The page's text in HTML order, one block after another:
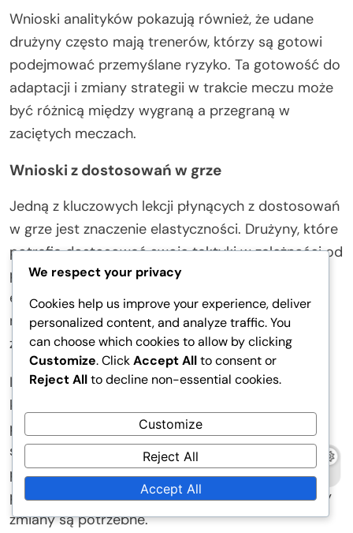
Wnioski analityków pokazują również, że udane
drużyny często mają trenerów, którzy są gotowi
podejmować przemyślane ryzyko. Ta gotowość do
adaptacji i zmiany strategii w trakcie meczu może
być różnicą między wygraną a przegraną w
zaciętych meczach.
Wnioski z dostosowań w grze
Jedną z kluczowych lekcji płynących z dostosowań
w grze jest znaczenie elastyczności. Drużyny, które
potrafią dostosować swoje taktyki w zależności od
przebiegu gry, często osiągają lepsze wyniki. Ta
elastyczność pozwala drużynom reagować na
nieoczekiwane wyzwania, takie jak kontuzje czy
zmiany w strategii przeciwnika.
Inną lekcją jest wartość przygotowania. Drużyny,
które ćwiczą różne scenariusze i rehearują
potencjalne dostosowania, są zazwyczaj bardziej
skuteczne w ich realizacji podczas meczów. To
przygotowanie może prowadzić do wyższego
poziomu pewności siebie wśród zawodników, gdy
zmiany są potrzebne.
We respect your privacy
Cookies help us improve your experience, deliver
personalized content, and analyze traffic. You
can choose which cookies to allow by clicking
Customize. ClickAccept Allto consent or
Reject Allto decline non-essential cookies.
Customize
Reject All
Accept All